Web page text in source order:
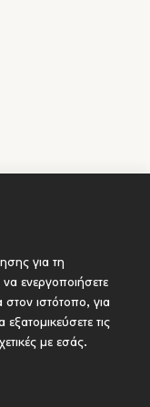
για τη
να ενεργοποιήσετε
στον ιστότοπο,για
τις
με εσάς.